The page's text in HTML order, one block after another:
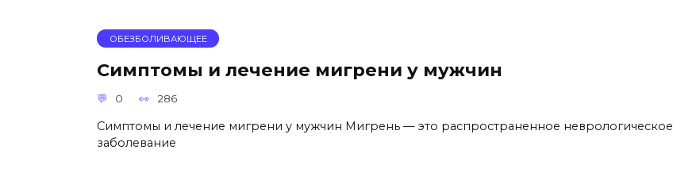
ОБЕЗБОЛИВАЮЩЕЕ
Симптомы и лечение мигрени у мужчин
0 286
Симптомы и лечение мигрени у мужчин Мигрень — это распространенное неврологическое
заболевание